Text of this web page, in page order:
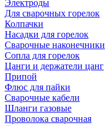
Электроды
Для сварочных горелок
Колпачки
Насадки для горелок
Сварочные наконечники
Сопла для горелок
Цанги и держатели цанг
Припой
Флюс для пайки
Сварочные кабели
Шланги газовые
Проволока сварочная